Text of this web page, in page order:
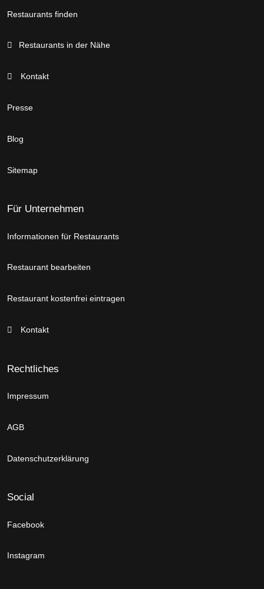
Restaurants finden
Restaurants in der Nähe
Kontakt
Presse
Blog
Sitemap
Für Unternehmen
Informationen für Restaurants
Restaurant bearbeiten
Restaurant kostenfrei eintragen
Kontakt
Rechtliches
Impressum
AGB
Datenschutzerklärung
Social
Facebook
Instagram